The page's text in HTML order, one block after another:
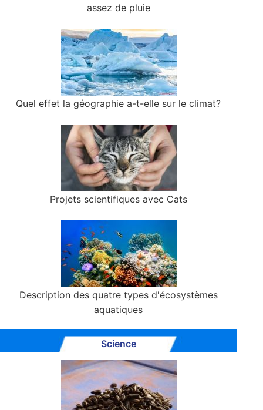
assez de pluie
Quel effet la géographie a-t-elle sur le climat?
Projets scientifiques avec Cats
Description des quatre types d'écosystèmes
aquatiques
Science